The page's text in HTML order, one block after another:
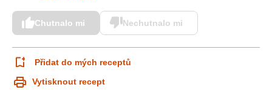
Chutnalo mi Nechutnalo mi
Přidat do mých receptů
Vytisknout recept